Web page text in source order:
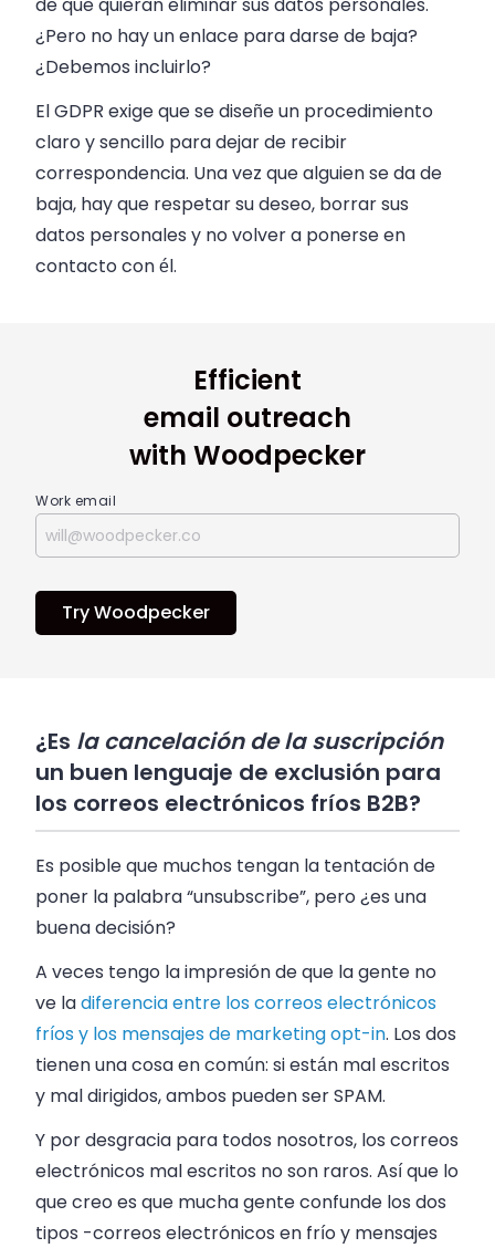
de que quieran eliminar sus datos personales.
¿Pero no hay un enlace para darse de baja?
¿Debemos incluirlo?
El GDPR exige que se diseñe un procedimiento
claro y sencillo para dejar de recibir
correspondencia. Una vez que alguien se da de
baja, hay que respetar su deseo, borrar sus
datos personales y no volver a ponerse en
contacto con él.
Efficient
email outreach
with Woodpecker
Work email
Try Woodpecker
¿Es la cancelación de la suscripción
un buen lenguaje de exclusión para
los correos electrónicos fríos B2B?
Es posible que muchos tengan la tentación de
poner la palabra “unsubscribe”, pero ¿es una
buena decisión?
A veces tengo la impresión de que la gente no
ve ladiferencia entre los correos electrónicos
fríos y los mensajes de marketing opt-in. Los dos
tienen una cosa en común: si están mal escritos
y mal dirigidos, ambos pueden ser SPAM.
Y por desgracia para todos nosotros, los correos
electrónicos mal escritos no son raros. Así que lo
que creo es que mucha gente confunde los dos
tipos -correos electrónicos en frío y mensajes